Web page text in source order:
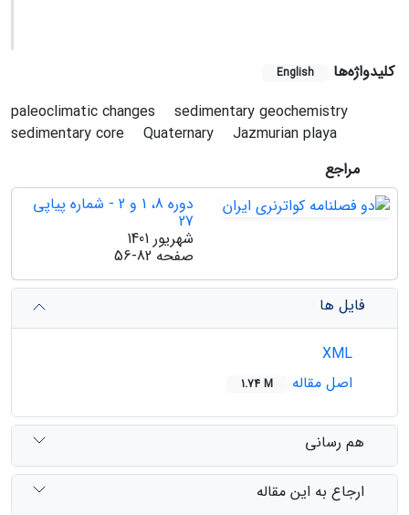
کلیدواژه‌ها English
paleoclimatic changes
sedimentary geochemistry
sedimentary core
Quaternary
Jazmurian playa
مراجع
دوره 8، 1 و 2 - شماره پیاپی
27
شهریور 1401
صفحه 56-82
فایل ها
اصل مقاله
1.74 M
هم رسانی
ارجاع به این مقاله